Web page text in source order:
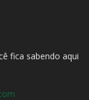
fica sabendo aqui